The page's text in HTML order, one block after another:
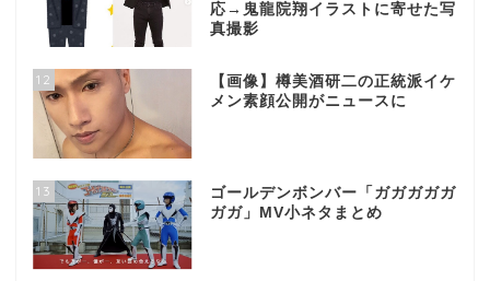
応→鬼龍院翔イラストに寄せた写
真撮影
12
【画像】樽美酒研二の正統派イケ
メン素顔公開がニュースに
13
ゴールデンボンバー「ガガガガガ
ガガ」MV小ネタまとめ